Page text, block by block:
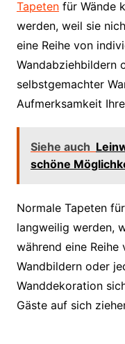
Tapetenfür Wände
werden, weil sie
eine Reihe von
Wandabziehbildern
selbstgemachter
Aufmerksamkeit
Siehe auch
schöne
Normale Tapeten
langweilig werden,
während eine
Wandbildern oder
Wanddekoration
Gäste auf sich